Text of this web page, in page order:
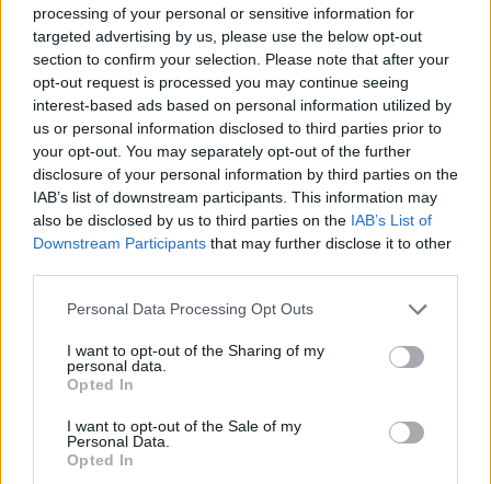
processing of your personal or sensitive information for
targeted advertising by us, please use the below opt-out
section to confirm your selection. Please note that after your
opt-out request is processed you may continue seeing
interest-based ads based on personal information utilized by
us or personal information disclosed to third parties prior to
your opt-out. You may separately opt-out of the further
disclosure of your personal information by third parties on the
IAB’s list of downstream participants. This information may
also be disclosed by us to third parties on the IAB’s List of
Downstream Participants that may further disclose it to other
Please note that this website/app uses one or more Google
not limited to your visit or usage behaviour. You may click to
grant or deny consent to Google and its third-party tags to
use your data for below specified purposes in below Google
consent section.
Personal Data Processing Opt Outs
I want to opt-out of the Sharing of my
personal data.
Opted In
I want to opt-out of the Sale of my
Personal Data.
Opted In
Kövess minket, és értesülj a friss hírekről a
Facebookon is!